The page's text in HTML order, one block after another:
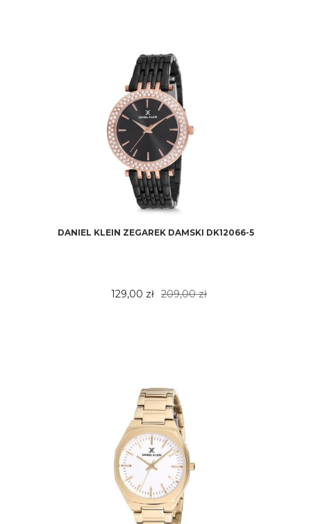
DANIEL KLEIN ZEGAREK DAMSKI DK12066-5
129,00 zł 209,00 zł